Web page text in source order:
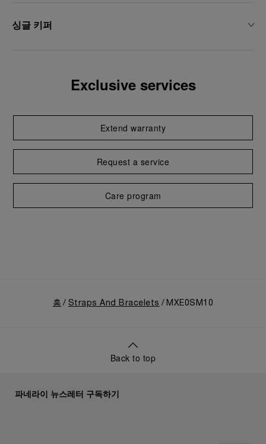
싱글 키퍼
Exclusive services
Extend warranty
Request a service
Care program
홈 Straps And Bracelets MXE0SM10
Back to top
파네라이 뉴스레터 구독하기